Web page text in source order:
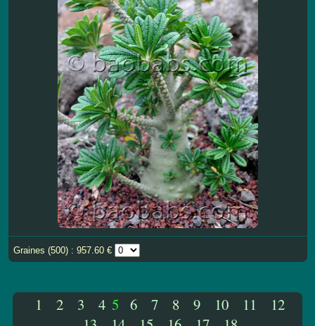
Graines (500) : 957.60 €
1 2 3 4 5 6 7 8 9 10 11
12